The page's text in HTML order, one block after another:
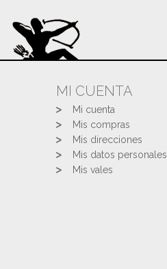
MI CUENTA
Mi cuenta
Mis compras
Mis direcciones
Mis datos personales
Mis vales